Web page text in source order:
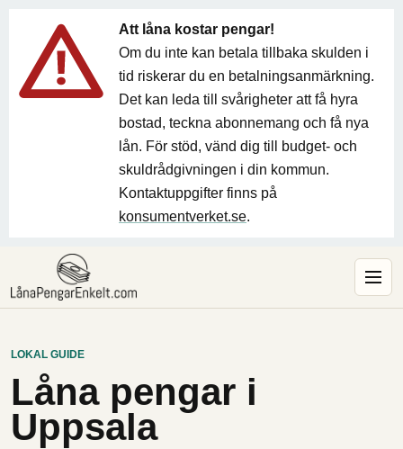
Att låna kostar pengar!
Om du inte kan betala tillbaka skulden i
tid riskerar du en betalningsanmärkning.
Det kan leda till svårigheter att få hyra
bostad, teckna abonnemang och få nya
lån. För stöd, vänd dig till budget- och
skuldrådgivningen i din kommun.
Kontaktuppgifter finns på
konsumentverket.se.
LOKAL GUIDE
Låna pengar i
Uppsala